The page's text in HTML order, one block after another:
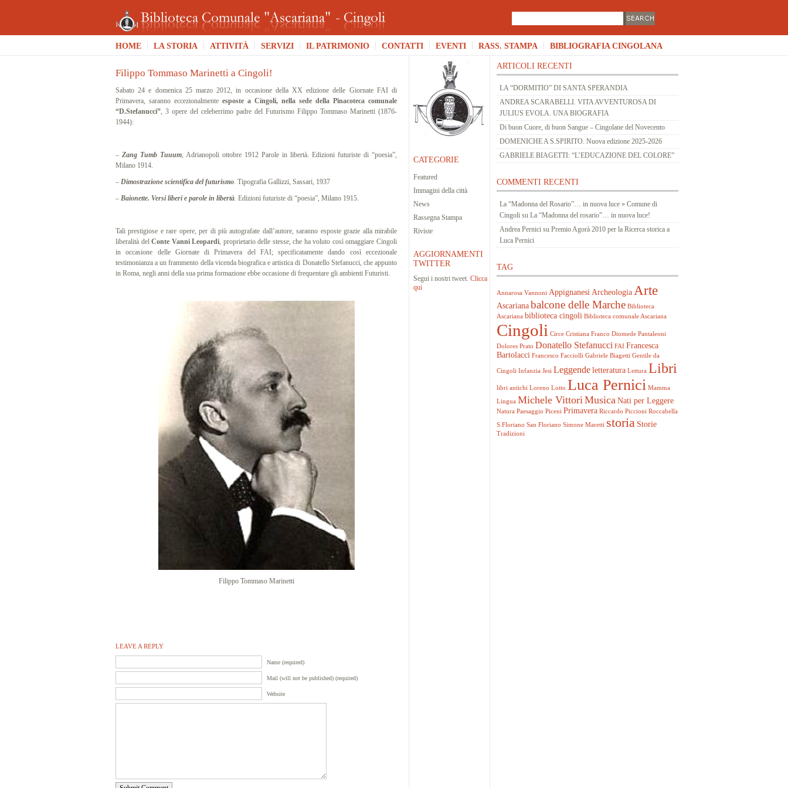
HOME LA STORIA ATTIVITÀ SERVIZI IL PATRIMONIO CONTATTI EVENTI RASS. STAMPA BIBLIOGRAFIA CINGOLANA
Filippo Tommaso Marinetti a Cingoli!
Sabato 24 e domenica 25 marzo 2012, in occasione della XX edizione delle Giornate FAI di
Primavera, saranno eccezionalmente esposte a Cingoli, nella sede della Pinacoteca comunale
“D.Stefanucci”, 3 opere del celeberrimo padre del Futurismo Filippo Tommaso Marinetti (1876-
1944):
– Zang Tumb Tuuum, Adrianopoli ottobre 1912 Parole in libertà. Edizioni futuriste di “poesia”,
Milano 1914.
– Dimostrazione scientifica del futurismo. Tipografia Gallizzi, Sassari, 1937
– Baionette. Versi liberi e parole in libertà. Edizioni futuriste di “poesia”, Milano 1915.
Tali prestigiose e rare opere, per di più autografate dall’autore, saranno esposte grazie alla mirabile
liberalità delConte Vanni Leopardi, proprietario delle stesse, che ha voluto così omaggiare Cingoli
in occasione delle Giornate di Primavera del FAI; specificatamente dando così eccezionale
testimonianza a un frammento della vicenda biografica e artistica di Donatello Stefanucci, che appunto
in Roma, negli anni della sua prima formazione ebbe occasione di frequentare gli ambienti Futuristi.
Filippo Tommaso Marinetti
LEAVE A REPLY
Name (required)
Mail (will not be published) (required)
Website
CATEGORIE
Featured
Immagini della città
News
Rassegna Stampa
Riviste
AGGIORNAMENTI
TWITTER
Segui i nostri tweet. Clicca
qui
ARTICOLI RECENTI
LA “DORMITIO” DI SANTA SPERANDIA
ANDREA SCARABELLI. VITA AVVENTUROSA DI
JULIUS EVOLA. UNA BIOGRAFIA
Di buon Cuore, di buon Sangue – Cingolane del Novecento
DOMENICHE A S.SPIRITO. Nuova edizione 2025-2026
GABRIELE BIAGETTI: “L’EDUCAZIONE DEL COLORE”
COMMENTI RECENTI
La “Madonna del Rosario”… in nuova luce » Comune di
Cingoli su La “Madonna del rosario”… in nuova luce!
Andrea Pernici su Premio Agorà 2010 per la Ricerca storica a
Luca Pernici
TAG
Annarosa Vannoni Appignanesi Archeologia Arte
Ascariana balcone delle Marche Biblioteca
Ascariana biblioteca cingoli Biblioteca comunale Ascariana
Cingoli Circe Cristiana Franco Diomede Pantaleoni
Dolores Prato Donatello Stefanucci FAI Francesca
Bartolacci Francesco Facciolli Gabriele Biagetti Gentile da
Cingoli Infanzia Jesi Leggende letteratura Lettura Libri
libri antichi Loreno Lotto Luca Pernici Mamma
Lingua Michele VittoriMusica Nati per Leggere
Natura Paesaggio Piceni Primavera Riccardo Piccioni Roccabella
S.Floriano San Floriano Simone Maretti storia Storie
Tradizioni